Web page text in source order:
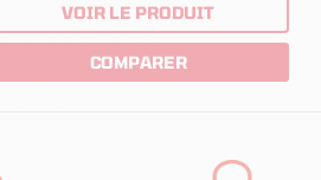
VOIR LE PRODUIT
COMPARER